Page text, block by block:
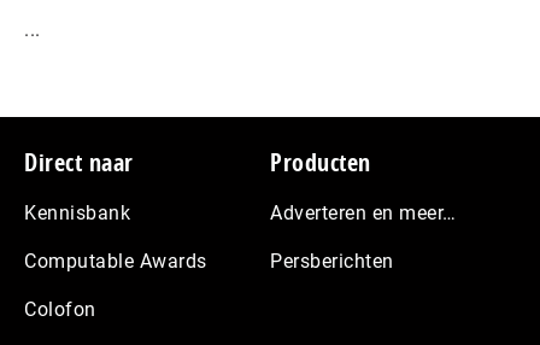
...
Footer
Direct naar
Kennisbank
Computable Awards
Colofon
Producten
Adverteren en meer…
Persberichten